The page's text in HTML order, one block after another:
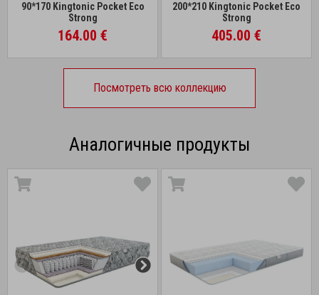
90*170 Kingtonic Pocket Eco
Strong
164.00 €
200*210 Kingtonic Pocket Eco
Strong
405.00 €
Посмотреть всю коллекцию
Аналогичные продукты